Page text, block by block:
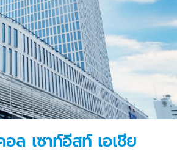
ล เซาท์อีสท์ เอเชีย